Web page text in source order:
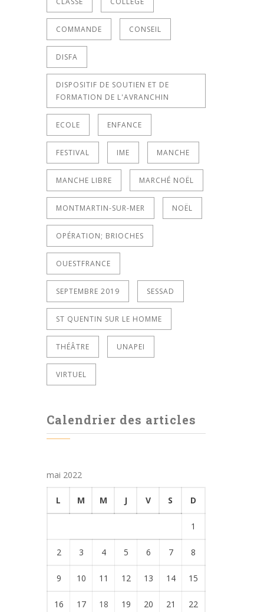
COMMANDE CONSEIL
DISFA
DISPOSITIF DE SOUTIEN ET DE
FORMATION DE L'AVRANCHIN
ECOLE ENFANCE
FESTIVAL IME MANCHE
MANCHE LIBRE MARCHÉ NOËL
MONTMARTIN-SUR-MER NOËL
OPÉRATION; BRIOCHES
OUESTFRANCE
SEPTEMBRE 2019 SESSAD
ST QUENTIN SUR LE HOMME
THÉÂTRE UNAPEI
VIRTUEL
Calendrier des articles
mai 2022
L M M J V S D
1
2 3 4 5 6 7 8
9 10 11 12 13 14 15
16 17 18 19 20 21 22